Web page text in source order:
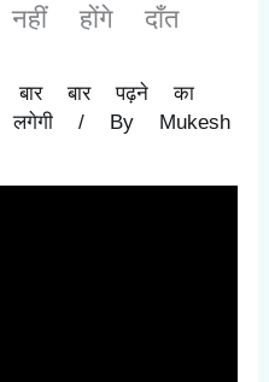
होंगे दाँत
बार बार पढ़ने का
/ By Mukesh